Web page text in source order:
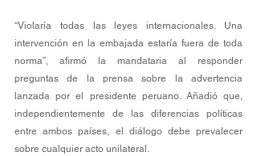
“Violaría todas las leyes internacionales. Una
intervención en la embajada estaría fuera de toda
norma”, afirmó la mandataria al responder
preguntas de la prensa sobre la advertencia
lanzada por el presidente peruano. Añadió que,
independientemente de las diferencias políticas
entre ambos países, el diálogo debe prevalecer
sobre cualquier acto unilateral.